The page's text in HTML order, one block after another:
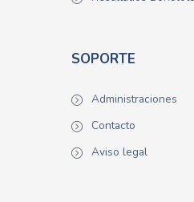
SOPORTE
Administraciones
Contacto
Aviso legal